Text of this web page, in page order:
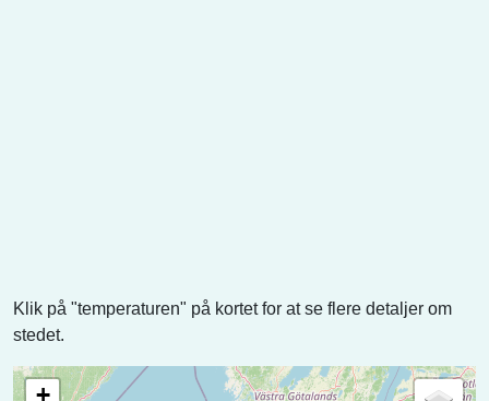
Klik på "temperaturen" på kortet for at se flere detaljer om
stedet.
+